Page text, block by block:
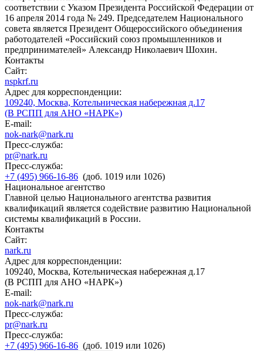
соответствии с Указом Президента Российской Федерации от
16 апреля 2014 года № 249. Председателем Национального
совета является Президент Общероссийского объединения
работодателей «Российский союз промышленников и
предпринимателей» Александр Николаевич Шохин.
Контакты
Сайт:
nspkrf.ru
Адрес для корреспонденции:
109240, Москва, Котельническая набережная д.17
(В РСПП для АНО «НАРК»)
E-mail:
nok-nark@nark.ru
Пресс-служба:
pr@nark.ru
Пресс-служба:
+7 (495) 966-16-86 (доб. 1019 или 1026)
Национальное агентство
Главной целью Национального агентства развития
квалификаций является содействие развитию Национальной
системы квалификаций в России.
Контакты
Сайт:
nark.ru
Адрес для корреспонденции:
109240, Москва, Котельническая набережная д.17
(В РСПП для АНО «НАРК»)
E-mail:
nok-nark@nark.ru
Пресс-служба:
pr@nark.ru
Пресс-служба:
+7 (495) 966-16-86 (доб. 1019 или 1026)